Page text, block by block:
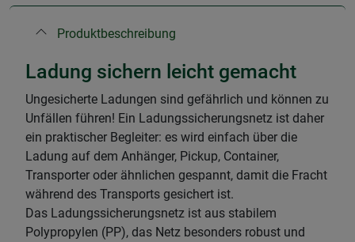
Produktbeschreibung
Ladung sichern leicht gemacht
Ungesicherte Ladungen sind gefährlich und können zu
Unfällen führen! Ein Ladungssicherungsnetz ist daher
ein praktischer Begleiter: es wird einfach über die
Ladung auf dem Anhänger, Pickup, Container,
Transporter oder ähnlichen gespannt, damit die Fracht
während des Transports gesichert ist.
Das Ladungssicherungsnetz ist aus stabilem
Polypropylen (PP), das Netz besonders robust und